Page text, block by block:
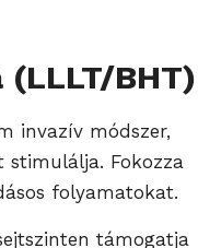
BHT)
invazív módszer,
stimulálja. Fokozza
folyamatokat.
támogatja